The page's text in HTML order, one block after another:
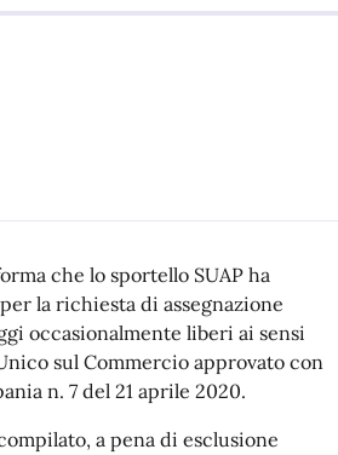
che lo sportello SUAP ha
la richiesta di assegnazione
occasionalmente liberi ai sensi
sul Commercio approvato con
n. 7 del 21 aprile 2020.
a pena di esclusione